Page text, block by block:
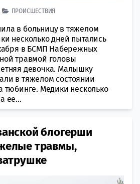
ПРОИСШЕСТВИЯ
в больницу в тяжелом
несколько дней пытались
в БСМП Набережных
травмой головы
девочка. Малышку
в тяжелом состоянии
тюбинге. Медики несколько
ее...
блогерши
травмы,